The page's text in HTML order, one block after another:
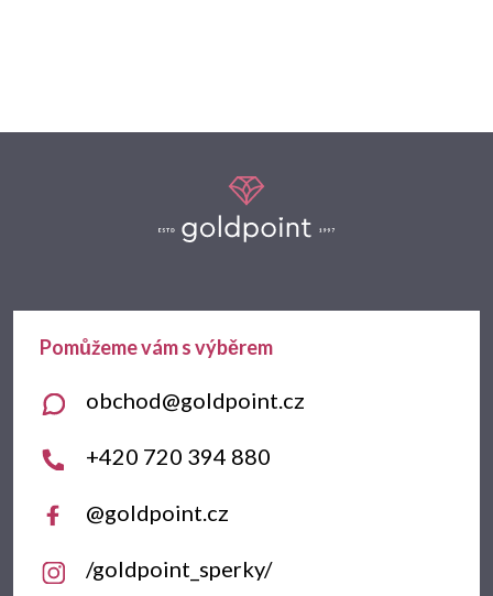
a
obchod@goldpoint.cz
+420 720 394 880
@goldpoint.cz
/goldpoint_sperky/